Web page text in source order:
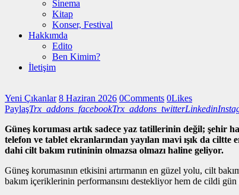
Sinema
Kitap
Konser, Festival
Hakkımda
Edito
Ben Kimim?
İletişim
Yeni Çıkanlar 8 Haziran 2026 0Comments 0Likes
PaylaşTrx_addons_facebookTrx_addons_twitterLinkedin
Güneş koruması artık sadece yaz tatillerinin değil; şehir
telefon ve tablet ekranlarından yayılan mavi ışık da
dahi cilt bakım rutininin olmazsa olmazı haline geliyor.
Güneş korumasının etkisini artırmanın en güzel yolu, cilt
bakım içeriklerinin performansını destekliyor hem de cildi